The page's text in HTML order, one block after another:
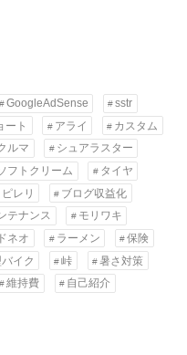
GoogleAdSense
sstr
ート アライ
カスタム
ルマ
シュアラスター
フトクリーム
タイヤ
ピレリ
ブログ収益化
テナンス
モリワキ
ネオ ラーメン
保険
イク 峠
暑さ対策
維持費
自己紹介